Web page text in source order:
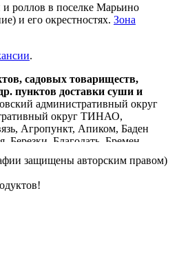
готовят быстро и вкусно а
РЕКОМЕНДУЮ!!!
и роллов в поселке Марьино
и его окрестностях. Зона
.
садовых товариществ,
пунктов доставки суши и
административный округ
округ ТИНАО,
Агропункт, Апиком, Баден
Березки, Благодать, Бремен,
Ватутинки, Высокое,
Десеновское, Десна, Дружба,
Б, Импульс, Искорка, Кнутово,
Десна), Квартал №23 и
Квартал №25 (Середневский
Ларёво, Лесная Слобода,
Мечта С,
защищены авторским правом)